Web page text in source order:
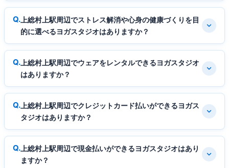
上総村上駅周辺でストレス解消や心身の健康づくりを目
的に選べるヨガスタジオはありますか？
上総村上駅周辺でウェアをレンタルできるヨガスタジオ
はありますか？
上総村上駅周辺でクレジットカード払いができるヨガス
タジオはありますか？
上総村上駅周辺で現金払いができるヨガスタジオはあり
ますか？